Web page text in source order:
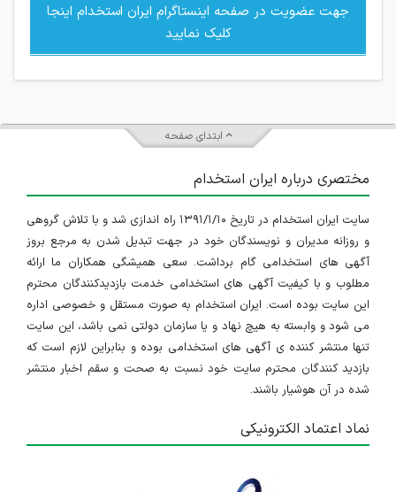
جهت عضویت در صفحه اینستاگرام ایران استخدام اینجا
کلیک نمایید
ابتدای صفحه
مختصری درباره ایران استخدام
سایت ایران استخدام در تاریخ ۱۳۹۱/۱/۱۰ راه اندازی شد و با تلاش گروهی
و روزانه مدیران و نویسندگان خود در جهت تبدیل شدن به مرجع بروز
آگهی های استخدامی گام برداشت. سعی همیشگی همکاران ما ارائه
مطلوب و با کیفیت آگهی های استخدامی خدمت بازدیدکنندگان محترم
این سایت بوده است. ایران استخدام به صورت مستقل و خصوصی اداره
می شود و وابسته به هیچ نهاد و یا سازمان دولتی نمی باشد، این سایت
تنها منتشر کننده ی آگهی های استخدامی بوده و بنابراین لازم است که
بازدید کنندگان محترم سایت خود نسبت به صحت و سقم اخبار منتشر
شده در آن هوشیار باشند.
نماد اعتماد الکترونیکی